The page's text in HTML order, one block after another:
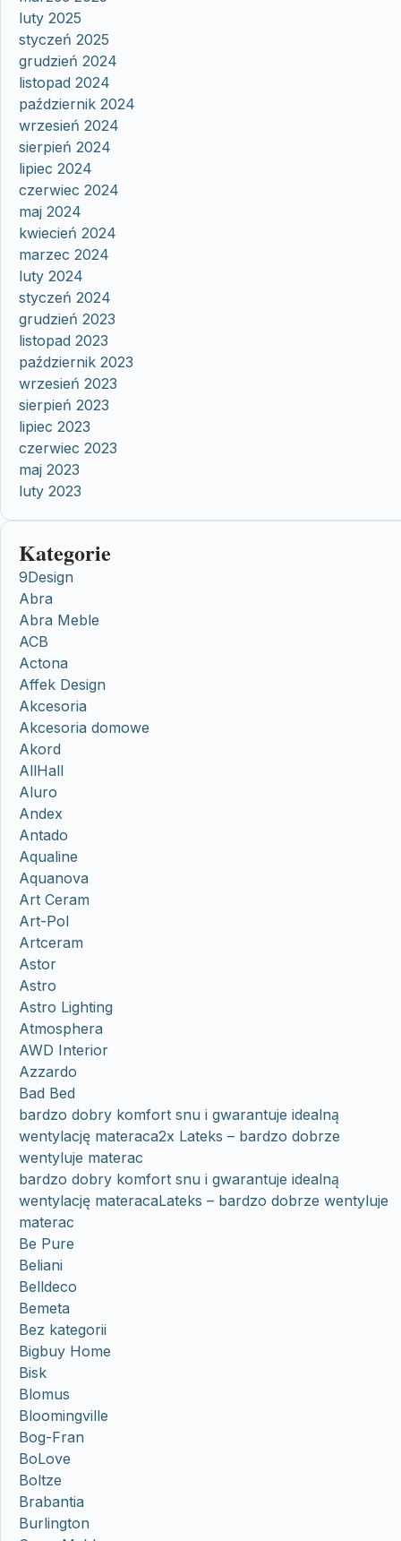
luty 2025
styczeń 2025
grudzień 2024
listopad 2024
październik 2024
wrzesień 2024
sierpień 2024
lipiec 2024
czerwiec 2024
maj 2024
kwiecień 2024
marzec 2024
luty 2024
styczeń 2024
grudzień 2023
listopad 2023
październik 2023
wrzesień 2023
sierpień 2023
lipiec 2023
czerwiec 2023
maj 2023
luty 2023
Kategorie
9Design
Abra
Abra Meble
ACB
Actona
Affek Design
Akcesoria
Akcesoria domowe
Akord
AllHall
Aluro
Andex
Antado
Aqualine
Aquanova
Art Ceram
Art-Pol
Artceram
Astor
Astro
Astro Lighting
Atmosphera
AWD Interior
Azzardo
Bad Bed
bardzo dobry komfort snu i gwarantuje idealną
wentylację materaca2x Lateks – bardzo dobrze
wentyluje materac
bardzo dobry komfort snu i gwarantuje idealną
wentylację materacaLateks – bardzo dobrze wentyluje
materac
Be Pure
Beliani
Belldeco
Bemeta
Bez kategorii
Bigbuy Home
Bisk
Blomus
Bloomingville
Bog-Fran
BoLove
Boltze
Brabantia
Burlington